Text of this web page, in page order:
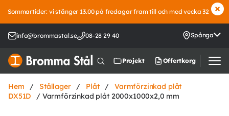
Sommartider: vi stänger 13.00 på fredagar fram till och med vecka 32
info@brommastal.se 08-28 29 40 Spånga
Projekt Offertkorg
Hem / Stållager / Plåt /
Varmförzinkad plåt
DX51D
/ Varmförzinkad plåt 2000x1000x2,0 mm